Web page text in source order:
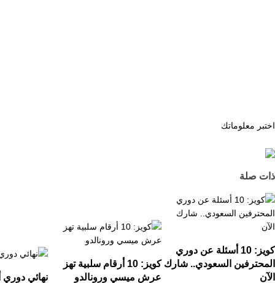
اختبر معلوماتك
ذات صلة
كويز: 10 أسئلة عن دوري
المحترفين السعودي.. شارك
الآن
كويز: 10 أرقام سلبية تهز
عرش ميسي ورونالدو
نهائي دوري